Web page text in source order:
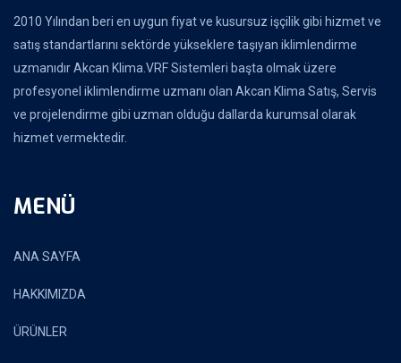
2010 Yılından beri en uygun fiyat ve kusursuz işçilik gibi hizmet ve
satış standartlarını sektörde yükseklere taşıyan iklimlendirme
uzmanıdır Akcan Klima.VRF Sistemleri başta olmak üzere
profesyonel iklimlendirme uzmanı olan Akcan Klima Satış, Servis
ve projelendirme gibi uzman olduğu dallarda kurumsal olarak
hizmet vermektedir.
MENÜ
ANA SAYFA
HAKKIMIZDA
ÜRÜNLER